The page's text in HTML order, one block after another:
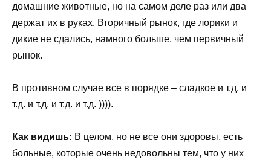
домашние животные, но на самом деле раз или два
держат их в руках. Вторичный рынок, где лорики и
дикие не сдались, намного больше, чем первичный
рынок.
В противном случае все в порядке – сладкое и т.д. и
т.д. и т.д. и т.д. и т.д. )))).
Как видишь: В целом, но не все они здоровы, есть
больные, которые очень недовольны тем, что у них